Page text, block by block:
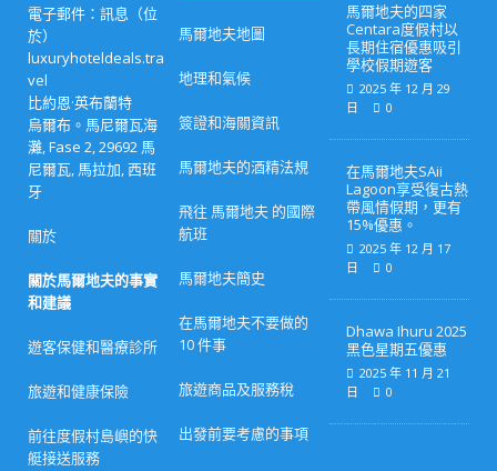
電子郵件：訊息（位
於）
luxuryhoteldeals.tra
vel
比約恩·英布蘭特
烏爾布。馬尼爾瓦海
灘, Fase 2, 29692 馬
尼爾瓦, 馬拉加, 西班
牙
關於
關於馬爾地夫的事實
和建議
遊客保健和醫療診所
旅遊和健康保險
前往度假村島嶼的快
艇接送服務
馬爾地夫地圖
地理和氣候
簽證和海關資訊
馬爾地夫的酒精法規
飛往 馬爾地夫 的國際
航班
馬爾地夫簡史
在馬爾地夫不要做的
10 件事
旅遊商品及服務稅
出發前要考慮的事項
馬爾地夫的四家
Centara度假村以
長期住宿優惠吸引
學校假期遊客
2025 年 12 月 29
日
0
在馬爾地夫SAii
Lagoon享受復古熱
帶風情假期，更有
15%優惠。
2025 年 12 月 17
日
0
Dhawa Ihuru 2025
黑色星期五優惠
2025 年 11 月 21
日
0